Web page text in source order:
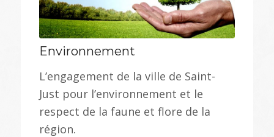
Environnement
L’engagement de la ville de Saint-
Just pour l’environnement et le
respect de la faune et flore de la
région.